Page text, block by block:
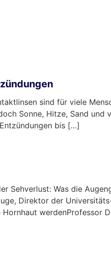
sind für viele
Sonne, Hitze, Sand und
bis […]
Sehverlust: Was die
Direktor der
werdenProfessor